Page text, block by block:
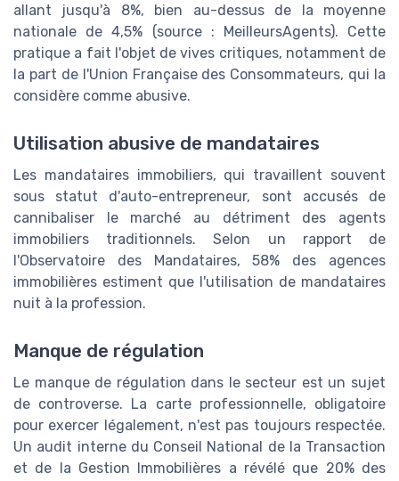
allant jusqu'à 8%, bien au-dessus de la moyenne
nationale de 4,5% (source : MeilleursAgents). Cette
pratique a fait l'objet de vives critiques, notamment de
la part de l'Union Française des Consommateurs, qui la
considère comme abusive.
Utilisation abusive de mandataires
Les mandataires immobiliers, qui travaillent souvent
sous statut d'auto-entrepreneur, sont accusés de
cannibaliser le marché au détriment des agents
immobiliers traditionnels. Selon un rapport de
l'Observatoire des Mandataires, 58% des agences
immobilières estiment que l'utilisation de mandataires
nuit à la profession.
Manque de régulation
Le manque de régulation dans le secteur est un sujet
de controverse. La carte professionnelle, obligatoire
pour exercer légalement, n'est pas toujours respectée.
Un audit interne du Conseil National de la Transaction
et de la Gestion Immobilières a révélé que 20% des